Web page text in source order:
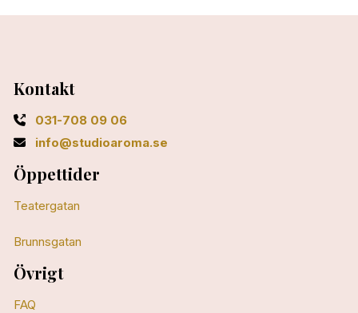
Kontakt
031-708 09 06
info@studioaroma.se
Öppettider
Teatergatan
Brunnsgatan
Övrigt
FAQ